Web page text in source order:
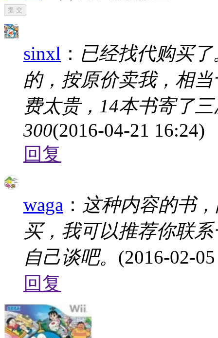
提 交
sinxl ： 已经找代购买
的，按原价卖我，相
费太贵，14本书寄了
300(2016-04-21 16:24)
回复
waga ： 这种内容的书
买，我可以推荐你联
自己谈吧。 (2016-02-
回复